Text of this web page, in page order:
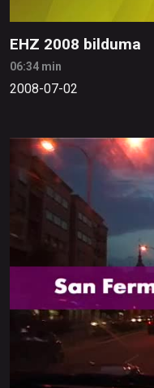
EHZ 2008 bilduma
06:34 min
2008-07-02